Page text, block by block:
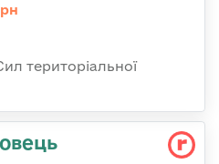
територіальної